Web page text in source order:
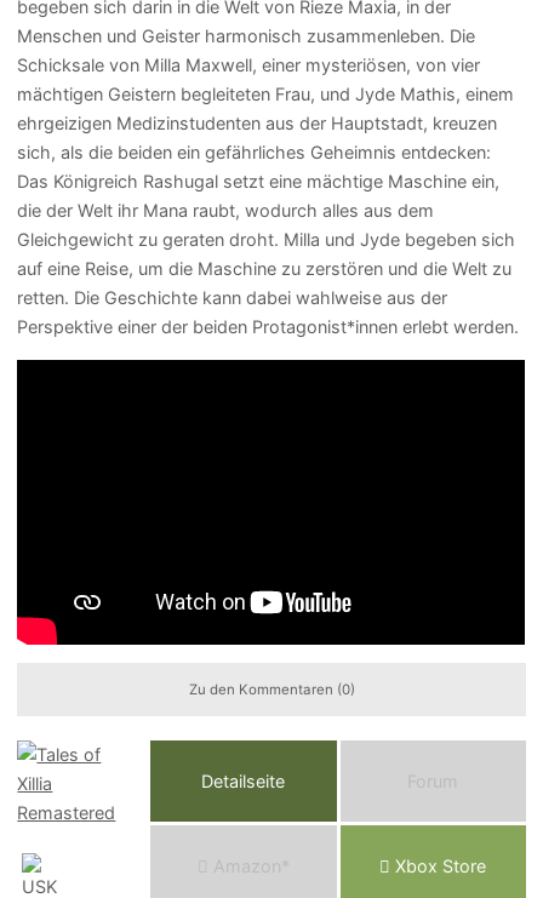
begeben sich darin in die Welt von Rieze Maxia, in der
Menschen und Geister harmonisch zusammenleben. Die
Schicksale von Milla Maxwell, einer mysteriösen, von vier
mächtigen Geistern begleiteten Frau, und Jyde Mathis, einem
ehrgeizigen Medizinstudenten aus der Hauptstadt, kreuzen
sich, als die beiden ein gefährliches Geheimnis entdecken:
Das Königreich Rashugal setzt eine mächtige Maschine ein,
die der Welt ihr Mana raubt, wodurch alles aus dem
Gleichgewicht zu geraten droht. Milla und Jyde begeben sich
auf eine Reise, um die Maschine zu zerstören und die Welt zu
retten. Die Geschichte kann dabei wahlweise aus der
Perspektive einer der beiden Protagonist*innen erlebt werden.
Zu den Kommentaren (0)
Detailseite Forum
Ama o n* Xbox Store